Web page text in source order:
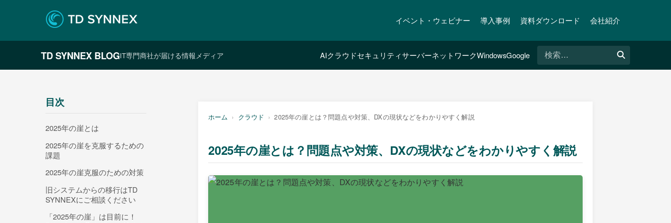
イベント・ウェビナー 導入事例 資料ダウンロード 会社紹介
TD SYNNEX BLOGIT専門商社が届ける情報メディア AIクラウドセキュリティサーバーネットワークWindowsGoogle
検
索:
目次
2025年の崖とは
2025年の崖を克服するための
課題
2025年の崖克服のための対策
旧システムからの移行はTD
SYNNEXにご相談ください
「2025年の崖」は目前に！
ホーム クラウド 2025年の崖とは？問題点や対策、DXの現状などをわかりやすく解説
2025年の崖とは？問題点や対策、DXの現状などをわかりやすく解説